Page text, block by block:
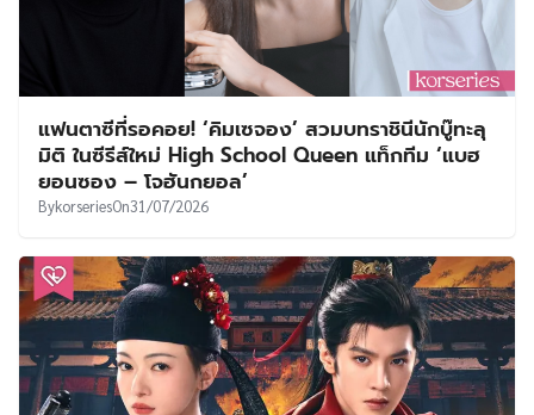
แฟนตาซีที่รอคอย! ‘คิมเซจอง’ สวมบทราชินีนักบู๊ทะลุ
มิติ ในซีรีส์ใหม่ High School Queen แท็กทีม ‘แบฮ
ยอนซอง – โจฮันกยอล’
BykorseriesOn31/07/2026